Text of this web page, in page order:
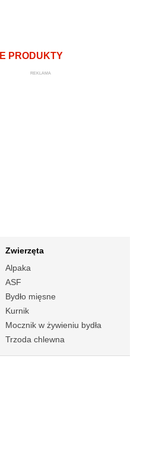
PRODUKTY
REKLAMA
Zwierzęta
Alpaka
ASF
Bydło mięsne
Kurnik
Mocznik w żywieniu bydła
Trzoda chlewna